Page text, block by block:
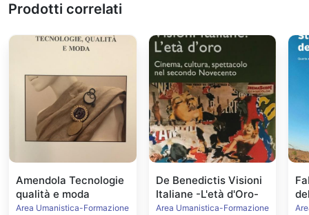
Prodotti correlati
Amendola Tecnologie
qualità e moda
Area Umanistica-Formazione
De Benedictis Visioni
Italiane -L'età d'Oro-
Area Umanistica-Formazione